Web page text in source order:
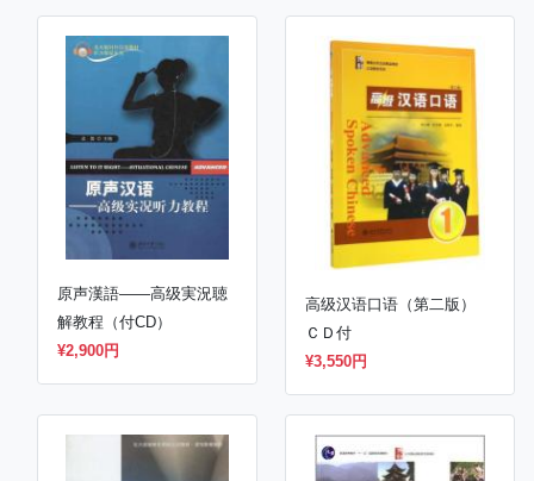
原声漢語——高级実況聴
解教程（付CD）
¥2,900円
高级汉语口语（第二版）
ＣＤ付
¥3,550円